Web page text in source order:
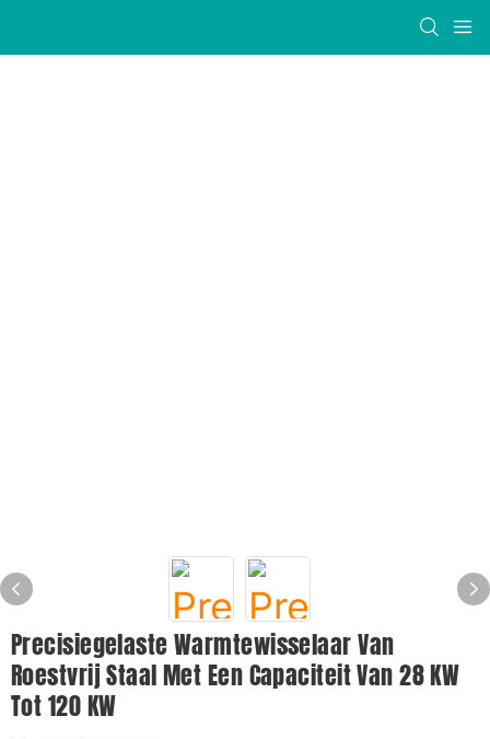
Precisiegelaste Warmtewisselaar Van
Roestvrij Staal Met Een Capaciteit Van 28 KW
Tot 120 KW